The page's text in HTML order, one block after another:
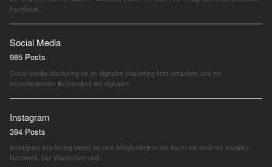
Facebook…
Social Media
985 Posts
Social Media Marketing ist im digitalen Marketing fest verankert und ein
entscheidender Bestandteil der digitalen…
Instagram
394 Posts
Instagram Marketing bietet so viele Möglichkeiten wie kaum ein anderes soziales
Netzwerk. Der Wachstum und…